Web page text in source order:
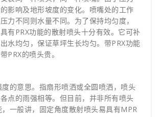
影响及地形坡度的变化。喷嘴处的工作
力不同则水量不同。为了保持均匀度，
有PRX功能的散射喷头十分有效。它可补
水均匀，保证草坪生长均匀。带PRX功能
PRX的喷头贵。
的意思。指扇形喷洒或全圆喷洒，喷头
点的雨强相等。但目前，并非所有喷头
一般讲，固定角度散射喷头易具有MPR